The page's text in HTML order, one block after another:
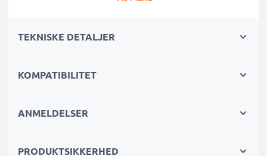
- det er derfor, de kommer med en 3-års garanti.
Disse udskiftningsbatterier til kameraer giver pålidelig
TEKNISKE DETALJER
KOMPATIBILITET
ANMELDELSER
PRODUKTSIKKERHED